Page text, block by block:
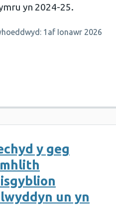
yn 2024-25.
1af Ionawr 2026
y geg
un yn